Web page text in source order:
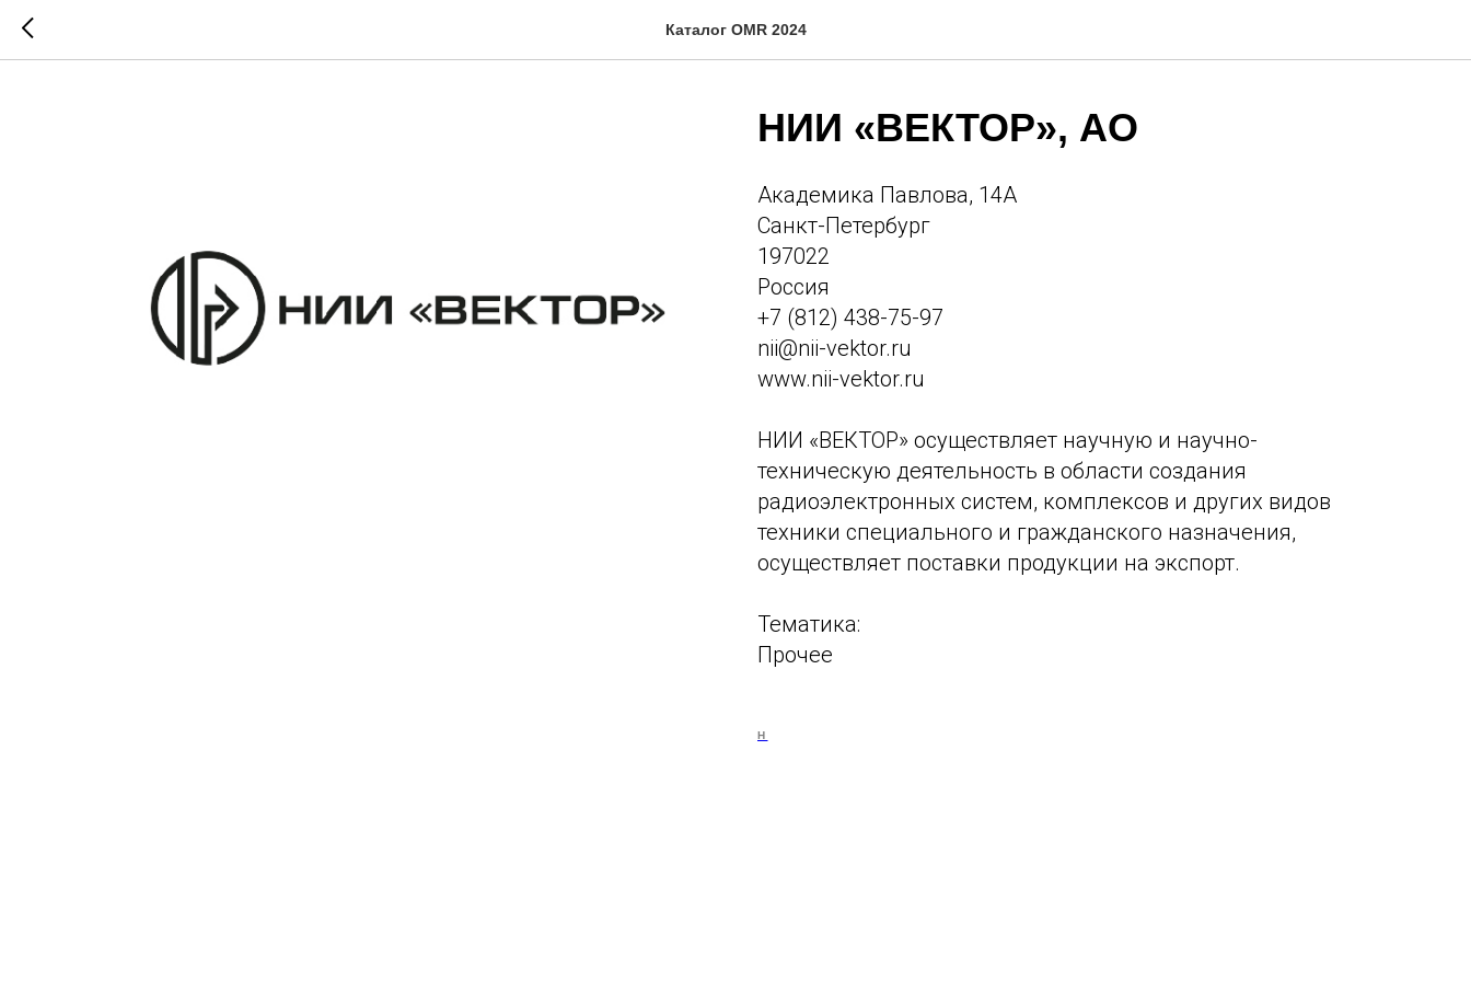
Каталог OMR 2024
НИИ «ВЕКТОР», АО
Академика Павлова, 14А
Санкт-Петербург
197022
Россия
+7 (812) 438-75-97
nii@nii-vektor.ru
www.nii-vektor.ru
НИИ «ВЕКТОР» осуществляет научную и научно-
техническую деятельность в области создания
радиоэлектронных систем, комплексов и других видов
техники специального и гражданского назначения,
осуществляет поставки продукции на экспорт.
Тематика:
Прочее
Н